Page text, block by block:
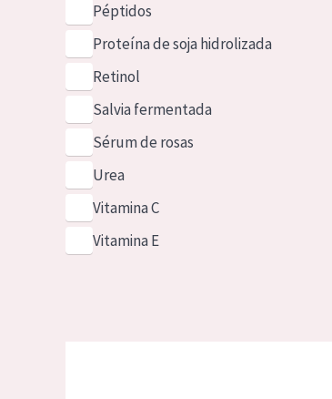
Péptidos
Proteína de soja hidrolizada
Retinol
Salvia fermentada
Sérum de rosas
Urea
Vitamina C
Vitamina E